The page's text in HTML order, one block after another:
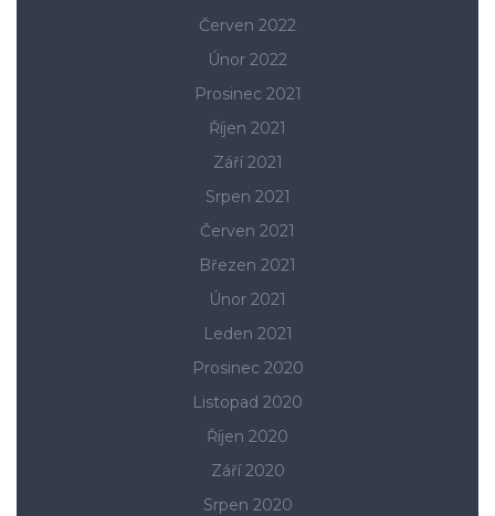
Červen 2022
Únor 2022
Prosinec 2021
Říjen 2021
Září 2021
Srpen 2021
Červen 2021
Březen 2021
Únor 2021
Leden 2021
Prosinec 2020
Listopad 2020
Říjen 2020
Září 2020
Srpen 2020